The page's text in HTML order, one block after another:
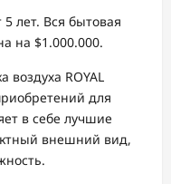
лет. Вся бытовая
на $1.000.000.
ROYAL
для
в себе лучшие
внешний вид,